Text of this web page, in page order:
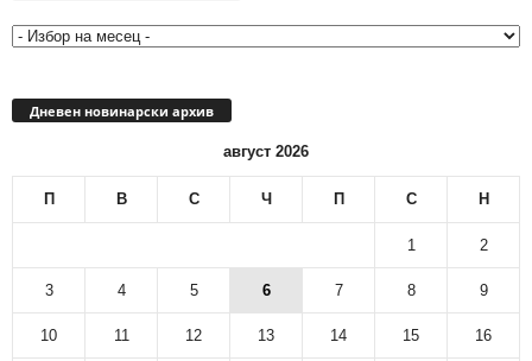
Дневен новинарски архив
август 2026
П В С Ч П С Н
1 2
3 4 5 6 7 8 9
10 11 12 13 14 15 16